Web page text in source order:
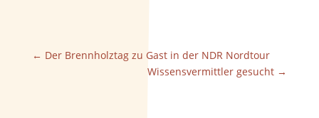
← Der Brennholztag zu Gast in der NDR Nordtour
Wissensvermittler gesucht →